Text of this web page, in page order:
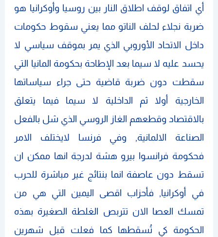
أي اتفاق لوقف اطلاق النار بين روسيا وأوكرانيا هو
ضربة نجلاء لحلف الناتو مما يعني سقوط حكومات
داخل الاتحاد الأوروبي الذي يمر بموقف سياسي لا
يحسد عليه لا سيما بعد الإطاحة بحكومة المانيا التي
سقطت دون ضربة قاضية حتى جراء سياساتها
الخارجية أولا ثم الداخلية لا سيما فيما يتعلق
بالاقتصاد وقطعهم الغاز الروسي الذي شل بالفعل
الصناعة الالمانية, وفي فرنسا لايختلف الامر
فحكومة فرانسوا بيرو هشة لدرجة انها ممكن ان
تسقط دون عاصفة انما بنتائج غير مباشرة للحرب
في أوكرانيا, فأحزاب اقصى اليمين التي هي من
تمسك العصا الان تتربص الغلطة الصغيرة بهذه
الحكومة كي تُسقطها كما فعلت قبل شهرين